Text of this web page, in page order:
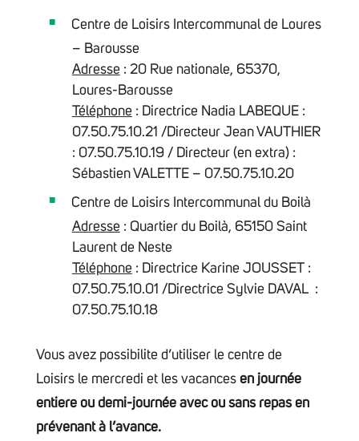
Centre de Loisirs Intercommunal de Loures
– Barousse
Adresse : 20 Rue nationale, 65370,
Loures-Barousse
Téléphone : Directrice Nadia LABEQUE :
07.50.75.10.21 /Directeur Jean VAUTHIER
: 07.50.75.10.19 / Directeur (en extra) :
Sébastien VALETTE – 07.50.75.10.20
Centre de Loisirs Intercommunal du Boilà
Adresse : Quartier du Boilà, 65150 Saint
Laurent de Neste
Téléphone : Directrice Karine JOUSSET :
07.50.75.10.01 /Directrice Sylvie DAVAL :
07.50.75.10.18
Vous avez possibilite d’utiliser le centre de
Loisirs le mercredi et les vacances en journée
entiere ou demi-journée avec ou sans repas en
prévenant à l’avance.